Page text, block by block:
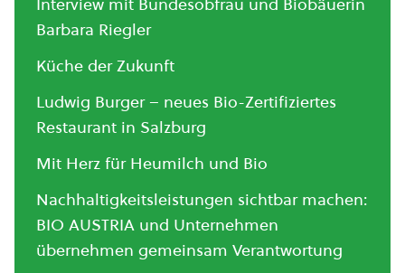
Barbara Riegler
Küche der Zukunft
Ludwig Burger – neues Bio-Zertifiziertes
Restaurant in Salzburg
Mit Herz für Heumilch und Bio
Nachhaltigkeitsleistungen sichtbar machen:
BIO AUSTRIA und Unternehmen
übernehmen gemeinsam Verantwortung